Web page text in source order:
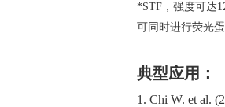
*STF， 强度可达
可同时进行荧光
典型应用：
1. Chi W. et al.